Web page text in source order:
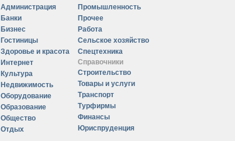
Администрация
Банки
Бизнес
Гостиницы
Здоровье и красота
Интернет
Культура
Недвижимость
Оборудование
Образование
Общество
Отдых
Промышленность
Прочее
Работа
Сельское хозяйство
Спецтехника
Справочники
Строительство
Товары и услуги
Транспорт
Турфирмы
Финансы
Юриспруденция